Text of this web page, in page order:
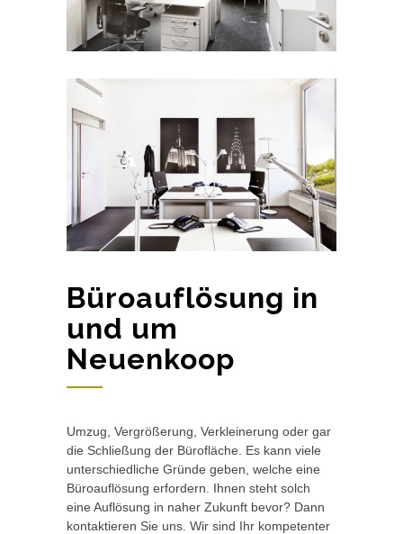
Büroauflösung in
und um
Neuenkoop
Umzug, Vergrößerung, Verkleinerung oder gar
die Schließung der Bürofläche. Es kann viele
unterschiedliche Gründe geben, welche eine
Büroauflösung erfordern. Ihnen steht solch
eine Auflösung in naher Zukunft bevor? Dann
kontaktieren Sie uns. Wir sind Ihr kompetenter